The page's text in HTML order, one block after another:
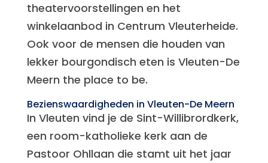
theatervoorstellingen en het
winkelaanbod in Centrum Vleuterheide.
Ook voor de mensen die houden van
lekker bourgondisch eten is Vleuten-De
Meern the place to be.
Bezienswaardigheden in Vleuten-De Meern
In Vleuten vind je de Sint-Willibrordkerk,
een room-katholieke kerk aan de
Pastoor Ohllaan die stamt uit het jaar